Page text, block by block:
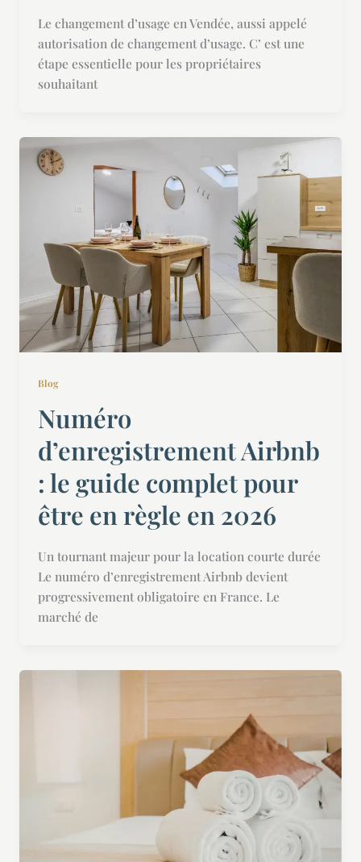
Le changement d’usage en Vendée, aussi appelé
autorisation de changement d’usage. C’ est une
étape essentielle pour les propriétaires
souhaitant
Blog
Numéro
d’enregistrement Airbnb
: le guide complet pour
être en règle en 2026
Un tournant majeur pour la location courte durée
Le numéro d’enregistrement Airbnb devient
progressivement obligatoire en France. Le
marché de